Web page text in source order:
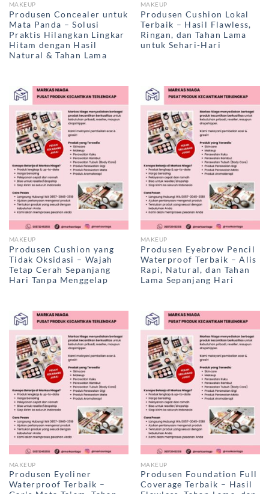
MAKEUP
Produsen Concealer untuk
Mata Panda – Solusi
Praktis Hilangkan Lingkar
Hitam dengan Hasil
Natural & Tahan Lama
MAKEUP
Produsen Cushion Lokal
Terbaik – Hasil Flawless,
Ringan, dan Tahan Lama
untuk Sehari-Hari
MAKEUP
Produsen Cushion yang
Tidak Oksidasi – Wajah
Tetap Cerah Sepanjang
Hari Tanpa Menggelap
MAKEUP
Produsen Eyebrow Pencil
Waterproof Terbaik – Alis
Rapi, Natural, dan Tahan
Lama Sepanjang Hari
MAKEUP
Produsen Eyeliner
Waterproof Terbaik –
MAKEUP
Produsen Foundation Full
Coverage Terbaik – Hasil